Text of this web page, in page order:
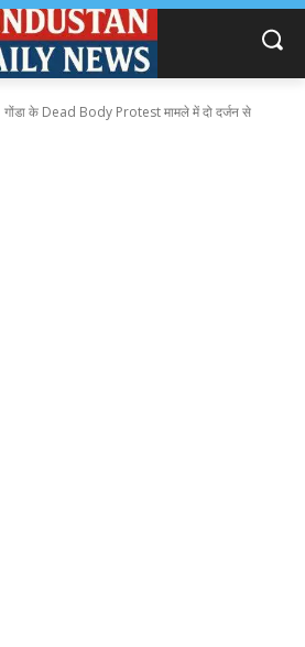
गोंडा के Dead Body Protest मामले में दो दर्जन से